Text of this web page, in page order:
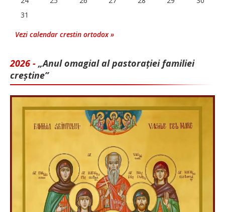
31
Vezi calendar crestin ortodox »
2026 - „Anul omagial al pastorației familiei
creștine”